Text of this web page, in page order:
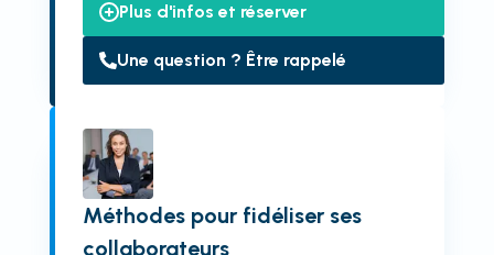
Plus d'infos et réserver
Une question ? Être rappelé
Méthodes pour fidéliser ses
collaborateurs